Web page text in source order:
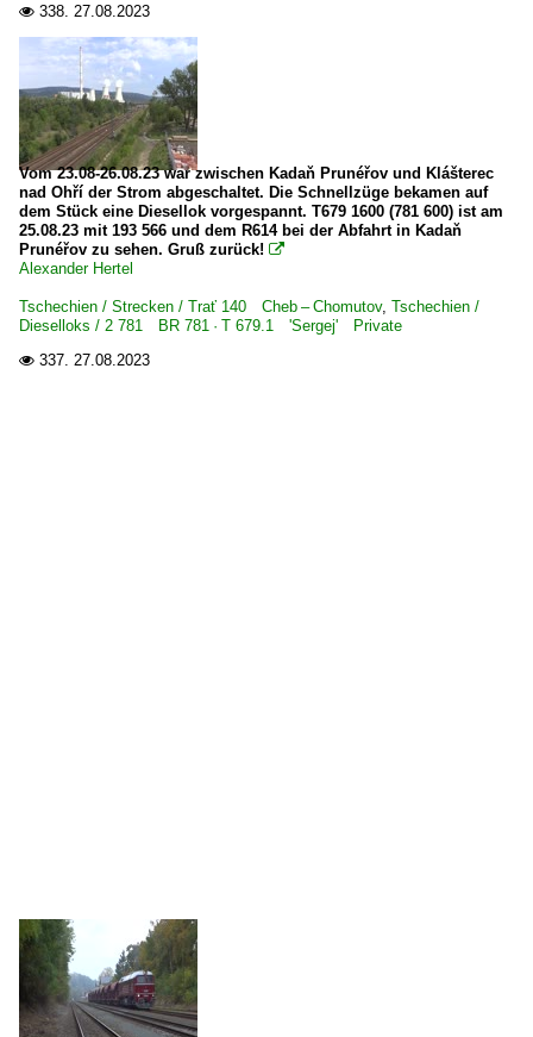
 338. 27.08.2023
Vom 23.08-26.08.23 war zwischen Kadaň Prunéřov und Klášterec
nad Ohří der Strom abgeschaltet. Die Schnellzüge bekamen auf
dem Stück eine Diesellok vorgespannt. T679 1600 (781 600) ist am
25.08.23 mit 193 566 und dem R614 bei der Abfahrt in Kadaň
Prunéřov zu sehen. Gruß zurück! 
Alexander Hertel
Tschechien / Strecken / Trať 140 Cheb – Chomutov, Tschechien /
Dieselloks / 2 781 BR 781 · T 679.1 'Sergej' Private
 337. 27.08.2023